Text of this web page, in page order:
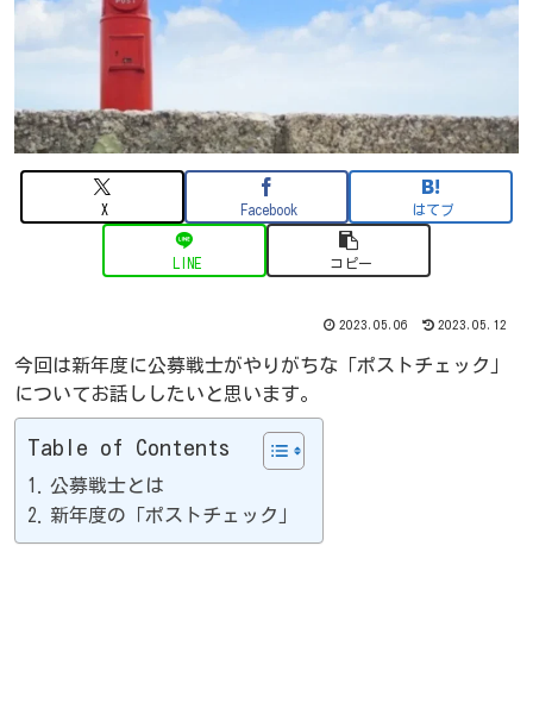
X Facebook はてブ
LINE コピー
2023.05.06 2023.05.12
今回は新年度に公募戦士がやりがちな「ポストチェック」
についてお話ししたいと思います。
Table of Contents
公募戦士とは
新年度の「ポストチェック」